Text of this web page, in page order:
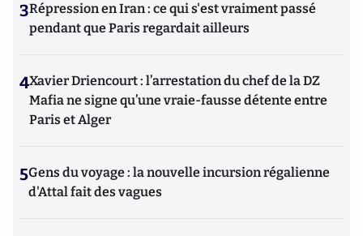
3Répression en Iran : ce qui s'est vraiment passé
pendant que Paris regardait ailleurs
4Xavier Driencourt : l’arrestation du chef de la DZ
Mafia ne signe qu’une vraie-fausse détente entre
Paris et Alger
5Gens du voyage : la nouvelle incursion régalienne
d'Attal fait des vagues